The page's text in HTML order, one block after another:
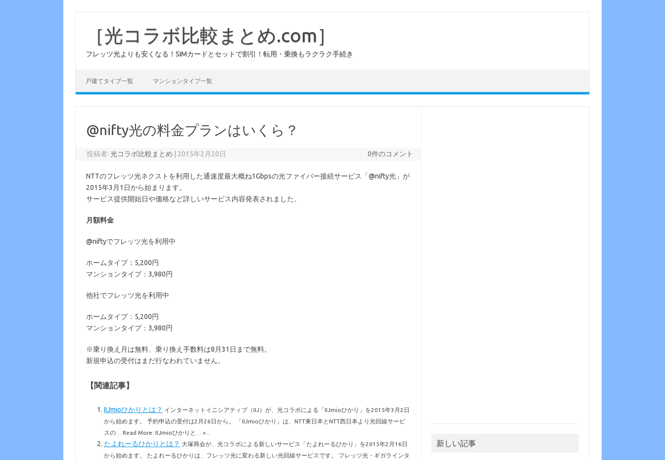
［光コラボ比較まとめ.com］
フレッツ光よりも安くなる！SIMカードとセットで割引！転用・乗換もラクラク手続き
戸建てタイプ一覧 マンションタイプ一覧
@nifty光の料金プランはいくら？
投稿者:光コラボ比較まとめ 2015年2月20日 0件のコメント
NTTのフレッツ光ネクストを利用した通速度最大概ね1Gbpsの光ファイバー接続サービス「@nifty光」が
2015年3月1日から始まります。
サービス提供開始日や価格など詳しいサービス内容発表されました。
月額料金
@niftyでフレッツ光を利用中
ホームタイプ：5,200円
マンションタイプ：3,980円
他社でフレッツ光を利用中
ホームタイプ：5,200円
マンションタイプ：3,980円
※乗り換え月は無料、乗り換え手数料は8月31日まで無料。
新規申込の受付はまだ行なわれていません。
【関連記事】
IIJmioひかりとは？ インターネットイニシアティブ（IIJ）が、光コラボによる「IIJmioひかり」を2015年3月2日
から始めます。 予約申込の受付は2月26日から。 「IIJmioひかり」は、NTT東日本とNTT西日本より光回線サービ
スの… Read More: IIJmioひかりと… »...
たよれーるひかりとは？ 大塚商会が、光コラボによる新しいサービス「たよれーるひかり」を2015年2月16日
から始めます。 たよれーるひかりは、フレッツ光に変わる新しい光回線サービスです。 フレッツ光・ギガラインタ
新しい記事